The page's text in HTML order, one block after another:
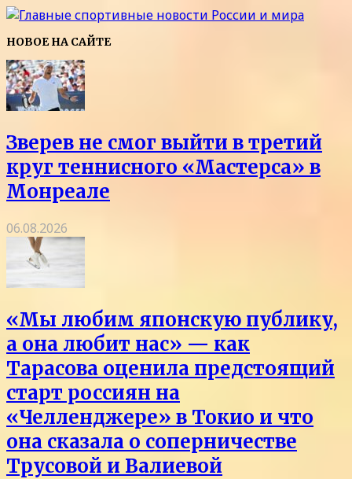
НОВОЕ НА САЙТЕ
Зверев не смог выйти в третий
круг теннисного «Мастерса» в
Монреале
06.08.2026
«Мы любим японскую публику,
а она любит нас» — как
Тарасова оценила предстоящий
старт россиян на
«Челленджере» в Токио и что
она сказала о соперничестве
Трусовой и Валиевой